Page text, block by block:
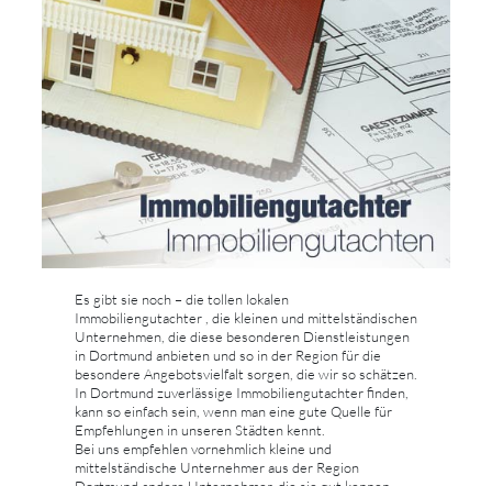
Es gibt sie noch – die tollen lokalen
Immobiliengutachter , die kleinen und mittelständischen
Unternehmen, die diese besonderen Dienstleistungen
in Dortmund anbieten und so in der Region für die
besondere Angebotsvielfalt sorgen, die wir so schätzen.
In Dortmund zuverlässige Immobiliengutachter finden,
kann so einfach sein, wenn man eine gute Quelle für
Empfehlungen in unseren Städten kennt.
Bei uns empfehlen vornehmlich kleine und
mittelständische Unternehmer aus der Region